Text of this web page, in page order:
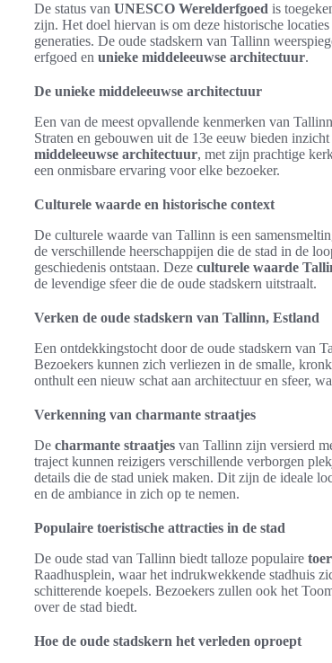
De status van UNESCO Werelderfgoed is
zijn. Het doel hiervan is om deze historische
generaties. De oude stadskern van Tallinn
erfgoed en unieke middeleeuwse architectuur.
De unieke middeleeuwse architectuur
Een van de meest opvallende kenmerken van
Straten en gebouwen uit de 13e eeuw bieden
middeleeuwse architectuur, met zijn prachtige
een onmisbare ervaring voor elke bezoeker.
Culturele waarde en historische context
De culturele waarde van Tallinn is een
de verschillende heerschappijen die de stad in de
geschiedenis ontstaan. Deze culturele waarde
de levendige sfeer die de oude stadskern uitstraalt.
Verken de oude stadskern van Tallinn, Estland
Een ontdekkingstocht door de oude stadskern van
Bezoekers kunnen zich verliezen in de smalle,
onthult een nieuw schat aan architectuur en sfeer,
Verkenning van charmante straatjes
De charmante straatjes van Tallinn zijn versierd
traject kunnen reizigers verschillende verborgen
details die de stad uniek maken. Dit zijn de ideale
en de ambiance in zich op te nemen.
Populaire toeristische attracties in de stad
De oude stad van Tallinn biedt talloze populaire
Raadhusplein, waar het indrukwekkende stadhuis
schitterende koepels. Bezoekers zullen ook het
over de stad biedt.
Hoe de oude stadskern het verleden oproept